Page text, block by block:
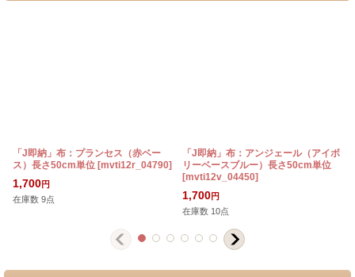
「J即納」布：プランセス（赤ベー
ス）長さ50cm単位 [mvti12r_04790]
1,700円
在庫数 9点
「J即納」布：アンジェール（アイボ
リーベースブルー）長さ50cm単位
[mvti12v_04450]
1,700円
在庫数 10点